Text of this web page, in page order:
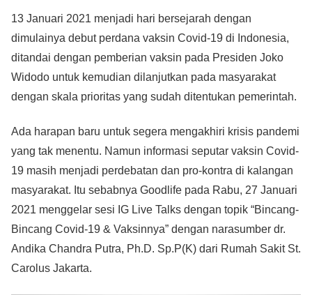
o
k
p
er
k
13 Januari 2021 menjadi hari bersejarah dengan
dimulainya debut perdana vaksin Covid-19 di Indonesia,
ditandai dengan pemberian vaksin pada Presiden Joko
Widodo untuk kemudian dilanjutkan pada masyarakat
dengan skala prioritas yang sudah ditentukan pemerintah.
Ada harapan baru untuk segera mengakhiri krisis pandemi
yang tak menentu. Namun informasi seputar vaksin Covid-
19 masih menjadi perdebatan dan pro-kontra di kalangan
masyarakat. Itu sebabnya Goodlife pada Rabu, 27 Januari
2021 menggelar sesi IG Live Talks dengan topik “Bincang-
Bincang Covid-19 & Vaksinnya” dengan narasumber dr.
Andika Chandra Putra, Ph.D. Sp.P(K) dari Rumah Sakit St.
Carolus Jakarta.